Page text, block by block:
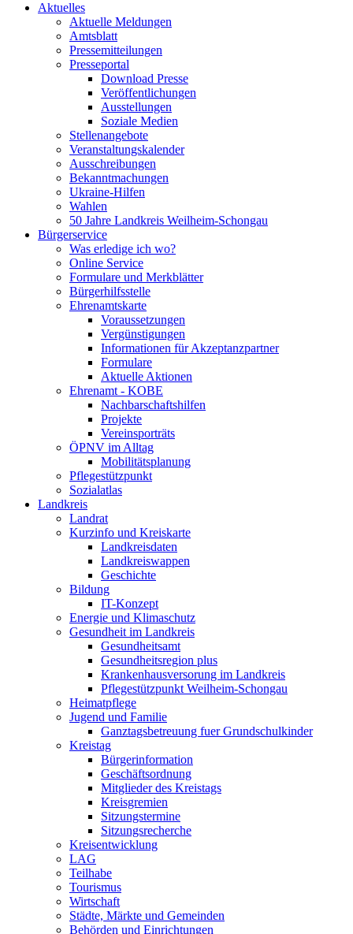
Aktuelles
Aktuelle Meldungen
Amtsblatt
Pressemitteilungen
Presseportal
Download Presse
Veröffentlichungen
Ausstellungen
Soziale Medien
Stellenangebote
Veranstaltungskalender
Ausschreibungen
Bekanntmachungen
Ukraine-Hilfen
Wahlen
50 Jahre Landkreis Weilheim-Schongau
Bürgerservice
Was erledige ich wo?
Online Service
Formulare und Merkblätter
Bürgerhilfsstelle
Ehrenamtskarte
Voraussetzungen
Vergünstigungen
Informationen für Akzeptanzpartner
Formulare
Aktuelle Aktionen
Ehrenamt - KOBE
Nachbarschaftshilfen
Projekte
Vereinsporträts
ÖPNV im Alltag
Mobilitätsplanung
Pflegestützpunkt
Sozialatlas
Landkreis
Landrat
Kurzinfo und Kreiskarte
Landkreisdaten
Landkreiswappen
Geschichte
Bildung
IT-Konzept
Energie und Klimaschutz
Gesundheit im Landkreis
Gesundheitsamt
Gesundheitsregion plus
Krankenhausversorung im Landkreis
Pflegestützpunkt Weilheim-Schongau
Heimatpflege
Jugend und Familie
Ganztagsbetreuung fuer Grundschulkinder
Kreistag
Bürgerinformation
Geschäftsordnung
Mitglieder des Kreistags
Kreisgremien
Sitzungstermine
Sitzungsrecherche
Kreisentwicklung
LAG
Teilhabe
Tourismus
Wirtschaft
Städte, Märkte und Gemeinden
Behörden und Einrichtungen